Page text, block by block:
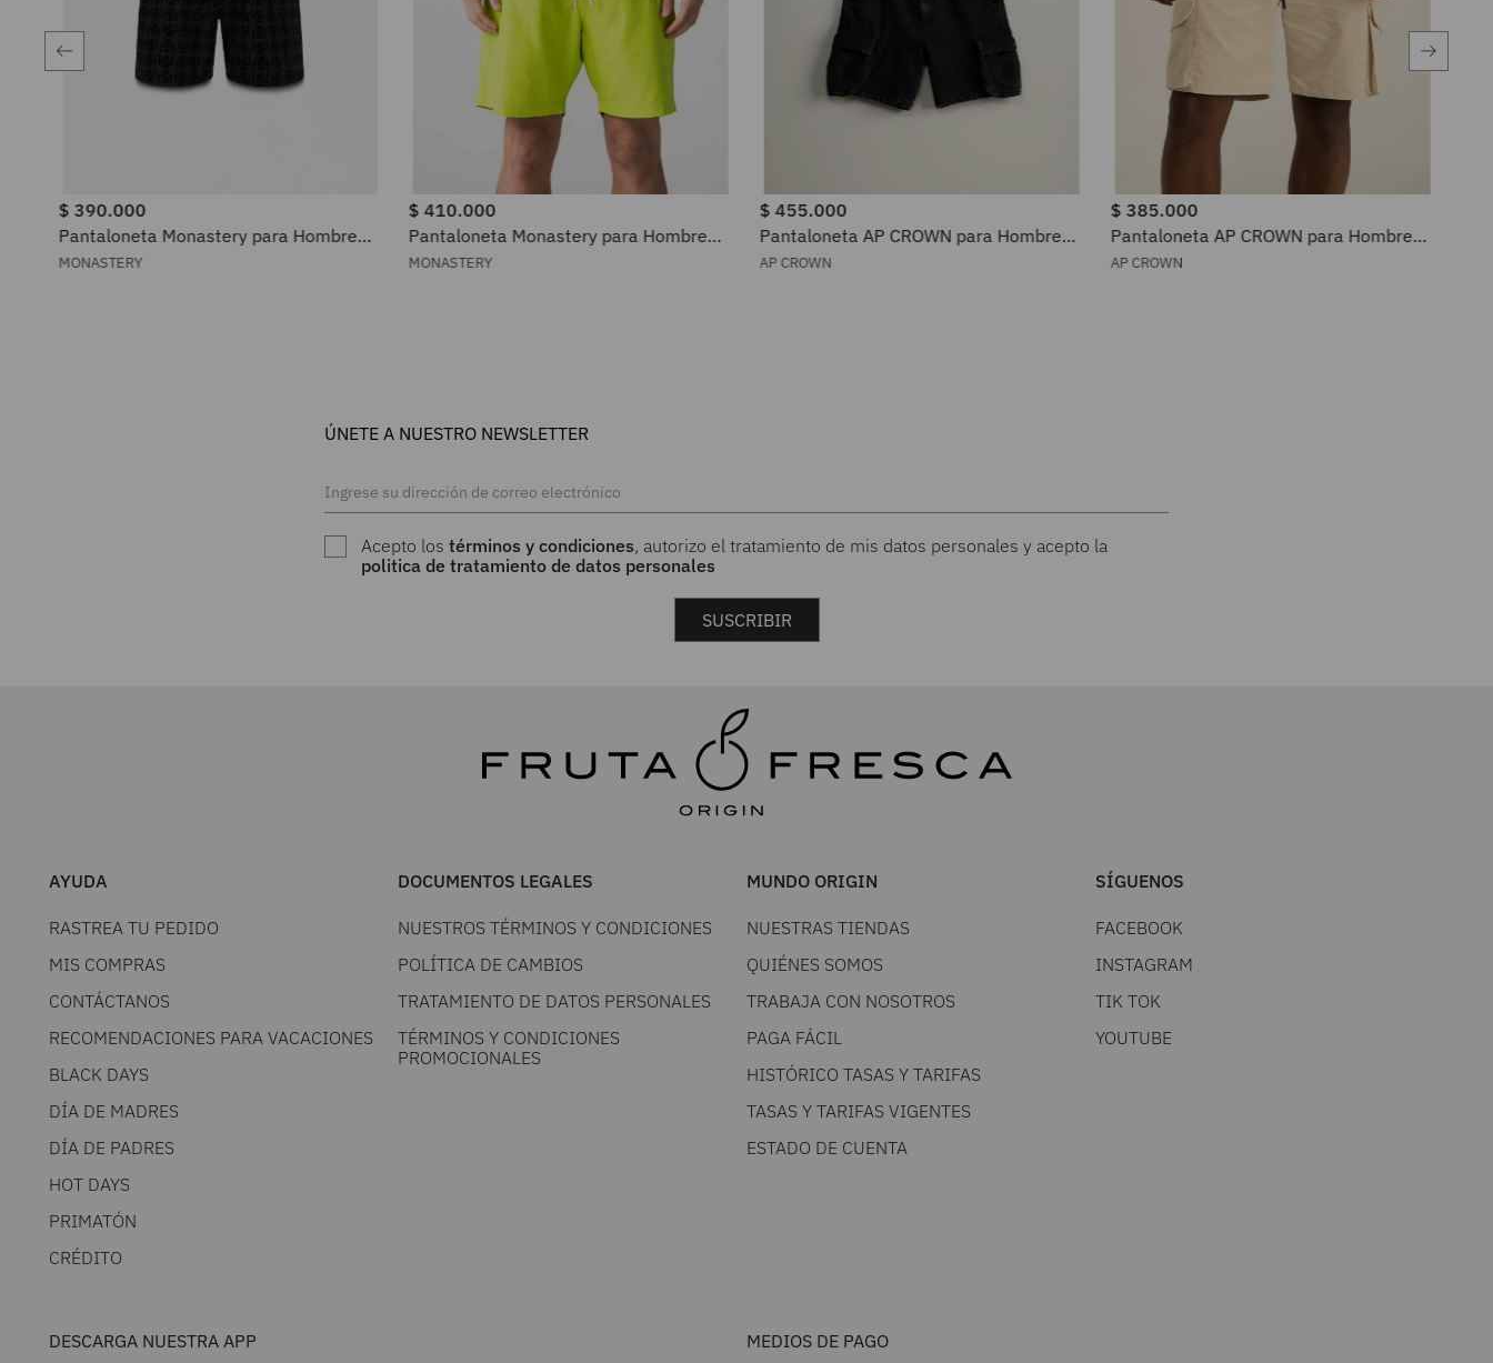
$ 390.000
Pantaloneta Monastery para Hombre
2040030160401
MONASTERY
$ 410.000
Pantaloneta Monastery para Hombre
2050470360409
MONASTERY
$ 455.000
Pantaloneta AP CROWN para Hombre
APH25416
AP CROWN
$ 385.000
Pantaloneta AP CROWN para Hombre
APH25426
AP CROWN
ÚNETE A NUESTRO NEWSLETTER
Acepto lostérminos y condiciones, autorizo el tratamiento de mis datos personales y acepto la
politica de tratamiento de datos personales
SUSCRIBIR
AYUDA
RASTREA TU PEDIDO
MIS COMPRAS
CONTÁCTANOS
RECOMENDACIONES PARA VACACIONES
BLACK DAYS
DÍA DE MADRES
DÍA DE PADRES
HOT DAYS
PRIMATÓN
CRÉDITO
DOCUMENTOS LEGALES
NUESTROS TÉRMINOS Y CONDICIONES
POLÍTICA DE CAMBIOS
TRATAMIENTO DE DATOS PERSONALES
TÉRMINOS Y CONDICIONES
PROMOCIONALES
MUNDO ORIGIN
NUESTRAS TIENDAS
QUIÉNES SOMOS
TRABAJA CON NOSOTROS
PAGA FÁCIL
HISTÓRICO TASAS Y TARIFAS
TASAS Y TARIFAS VIGENTES
ESTADO DE CUENTA
SÍGUENOS
FACEBOOK
INSTAGRAM
TIK TOK
YOUTUBE
DESCARGA NUESTRA APP MEDIOS DE PAGO